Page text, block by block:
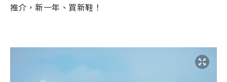
推介，新一年、買新鞋！